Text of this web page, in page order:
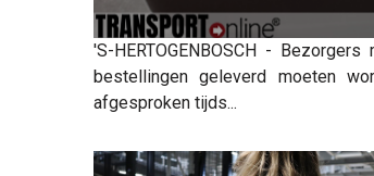
'S-HERTOGENBOSCH -
bestellingen geleverd moeten
afgesproken tijds...